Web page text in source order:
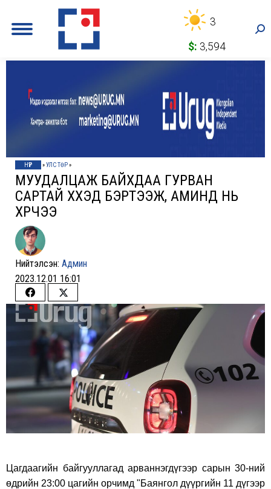
3
$: 3,594
НҮҮР »УЛС ТӨР»
МУУДАЛЦАЖ БАЙХДАА ГУРВАН
САРТАЙ ХҮҮХЭД БЭРТЭЭЖ, АМИНД НЬ
ХҮРЧЭЭ
Нийтэлсэн: Админ
2023.12.01 16:01
Share
on
Facebook
Share
on
Twitter
Цагдаагийн байгууллагад арваннэгдүгээр сарын 30-ний
өдрийн 23:00 цагийн орчимд "Баянгол дүүргийн 11 дүгээр